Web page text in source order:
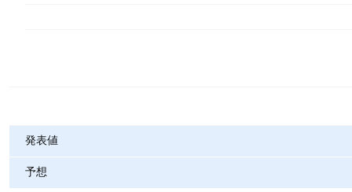
発表値
予想